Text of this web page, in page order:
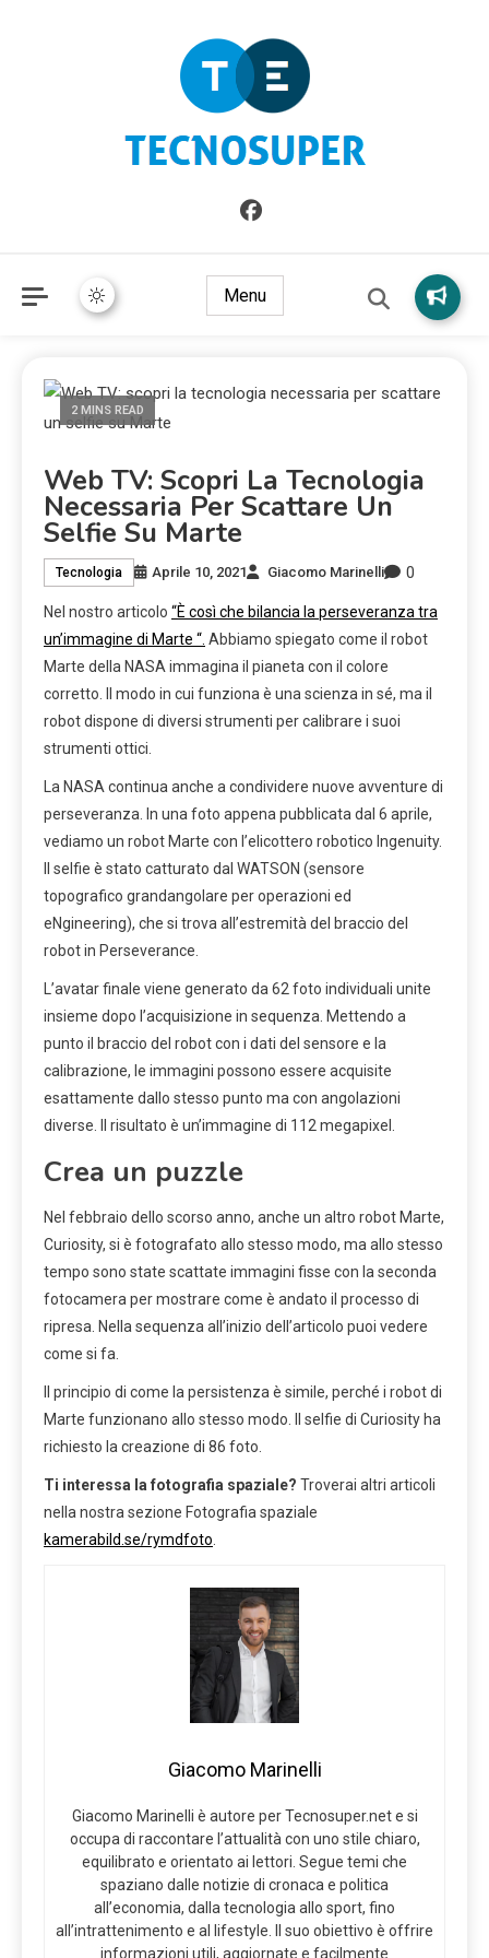
TecnoSuper.net
Informazioni sull'Italia. Seleziona gli argomenti di cui vuoi
saperne di più
Menu
2 MINS READ
Web TV: Scopri La Tecnologia
Necessaria Per Scattare Un
Selfie Su Marte
Tecnologia Aprile 10, 2021 Giacomo Marinelli 0
Nel nostro articolo “È così che bilancia la perseveranza tra
un’immagine di Marte “. Abbiamo spiegato come il robot
Marte della NASA immagina il pianeta con il colore
corretto. Il modo in cui funziona è una scienza in sé, ma il
robot dispone di diversi strumenti per calibrare i suoi
strumenti ottici.
La NASA continua anche a condividere nuove avventure di
perseveranza. In una foto appena pubblicata dal 6 aprile,
vediamo un robot Marte con l’elicottero robotico Ingenuity.
Il selfie è stato catturato dal WATSON (sensore
topografico grandangolare per operazioni ed
eNgineering), che si trova all’estremità del braccio del
robot in Perseverance.
L’avatar finale viene generato da 62 foto individuali unite
insieme dopo l’acquisizione in sequenza. Mettendo a
punto il braccio del robot con i dati del sensore e la
calibrazione, le immagini possono essere acquisite
esattamente dallo stesso punto ma con angolazioni
diverse. Il risultato è un’immagine di 112 megapixel.
Crea un puzzle
Nel febbraio dello scorso anno, anche un altro robot Marte,
Curiosity, si è fotografato allo stesso modo, ma allo stesso
tempo sono state scattate immagini fisse con la seconda
fotocamera per mostrare come è andato il processo di
ripresa. Nella sequenza all’inizio dell’articolo puoi vedere
come si fa.
Il principio di come la persistenza è simile, perché i robot di
Marte funzionano allo stesso modo. Il selfie di Curiosity ha
richiesto la creazione di 86 foto.
Ti interessa la fotografia spaziale? Troverai altri articoli
nella nostra sezione Fotografia spaziale
kamerabild.se/rymdfoto
Giacomo Marinelli
Giacomo Marinelli è autore per Tecnosuper.net e si
occupa di raccontare l’attualità con uno stile chiaro,
equilibrato e orientato ai lettori. Segue temi che
spaziano dalle notizie di cronaca e politica
all’economia, dalla tecnologia allo sport, fino
all’intrattenimento e al lifestyle. Il suo obiettivo è offrire
informazioni utili, aggiornate e facilmente